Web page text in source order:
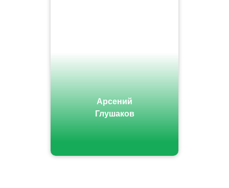
Арсений
Глушаков